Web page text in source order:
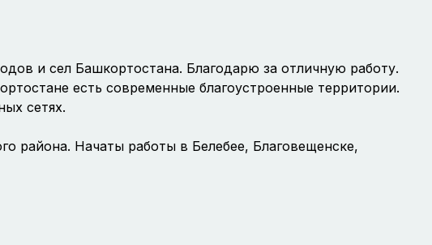
и сел Башкортостана. Благодарю за отличную работу.
есть современные благоустроенные территории.
сетях.
района. Начаты работы в Белебее, Благовещенске,